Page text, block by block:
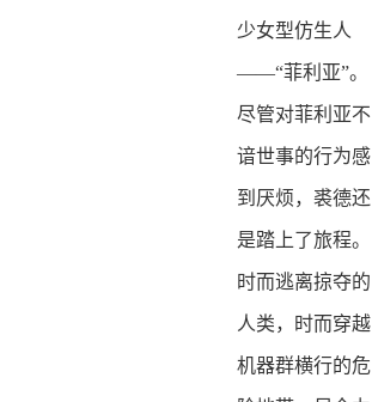
少女型仿生人
——“菲利亚”。
尽管对菲利亚不
谙世事的行为感
到厌烦，裘德还
是踏上了旅程。
时而逃离掠夺的
人类，时而穿越
机器群横行的危